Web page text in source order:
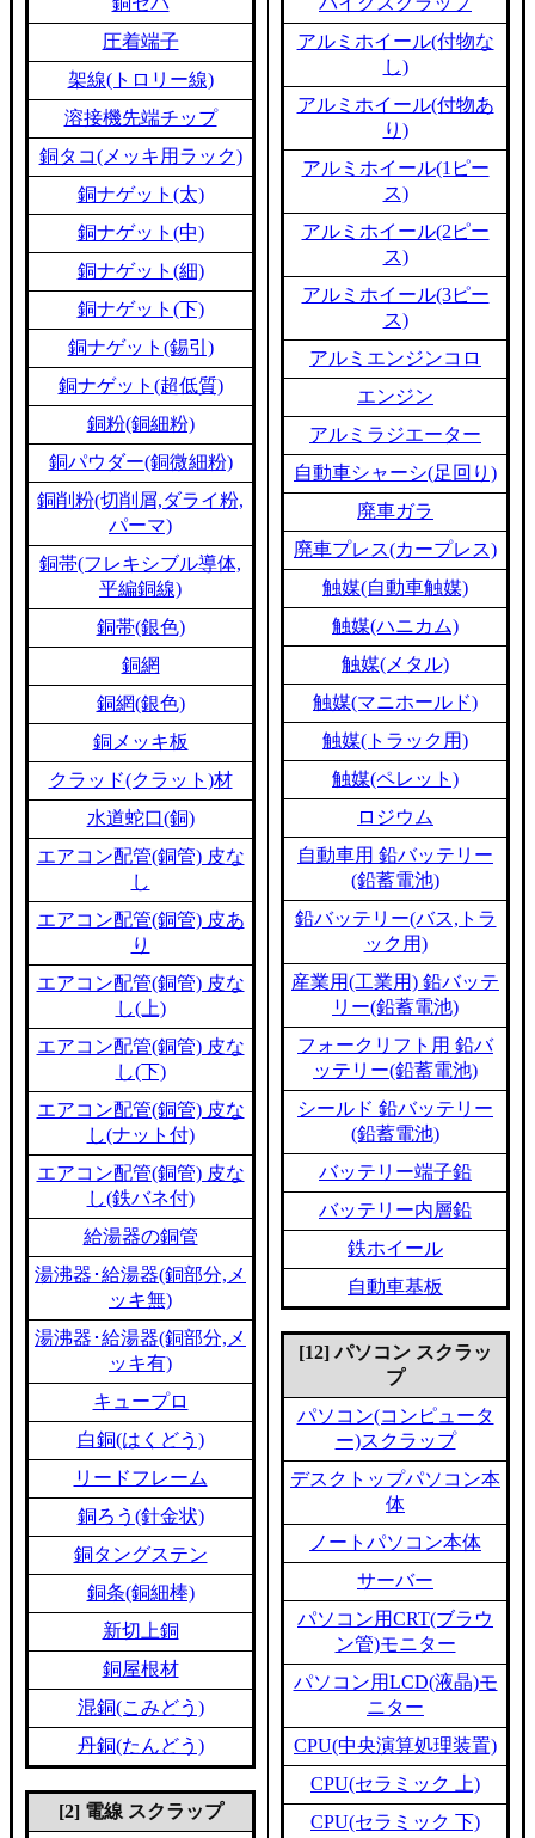
圧着端子
架線(トロリー線)
溶接機先端チップ
銅タコ(メッキ用ラック)
銅ナゲット(太)
銅ナゲット(中)
銅ナゲット(細)
銅ナゲット(下)
銅ナゲット(錫引)
銅ナゲット(超低質)
銅粉(銅細粉)
銅パウダー(銅微細粉)
銅削粉(切削屑,ダライ粉,
パーマ)
銅帯(フレキシブル導体,
平編銅線)
銅帯(銀色)
銅網
銅網(銀色)
銅メッキ板
クラッド(クラット)材
水道蛇口(銅)
エアコン配管(銅管) 皮な
し
エアコン配管(銅管) 皮あ
り
エアコン配管(銅管) 皮な
し(上)
エアコン配管(銅管) 皮な
し(下)
エアコン配管(銅管) 皮な
し(ナット付)
エアコン配管(銅管) 皮な
し(鉄バネ付)
給湯器の銅管
湯沸器･給湯器(銅部分,メ
ッキ無)
湯沸器･給湯器(銅部分,メ
ッキ有)
キュープロ
白銅(はくどう)
リードフレーム
銅ろう(針金状)
銅タングステン
銅条(銅細棒)
新切上銅
銅屋根材
混銅(こみどう)
丹銅(たんどう)
[2] 電線 スクラップ
アルミホイール(付物な
し)
アルミホイール(付物あ
り)
アルミホイール(1ピー
ス)
アルミホイール(2ピー
ス)
アルミホイール(3ピー
ス)
アルミエンジンコロ
エンジン
アルミラジエーター
自動車シャーシ(足回り)
廃車ガラ
廃車プレス(カープレス)
触媒(自動車触媒)
触媒(ハニカム)
触媒(メタル)
触媒(マニホールド)
触媒(トラック用)
触媒(ペレット)
ロジウム
自動車用 鉛バッテリー
(鉛蓄電池)
鉛バッテリー(バス,トラ
ック用)
産業用(工業用) 鉛バッテ
リー(鉛蓄電池)
フォークリフト用 鉛バ
ッテリー(鉛蓄電池)
シールド 鉛バッテリー
(鉛蓄電池)
バッテリー端子鉛
バッテリー内層鉛
鉄ホイール
自動車基板
[12] パソコン スクラッ
プ
パソコン(コンピュータ
ー)スクラップ
デスクトップパソコン本
体
ノートパソコン本体
サーバー
パソコン用CRT(ブラウ
ン管)モニター
パソコン用LCD(液晶)モ
ニター
CPU(中央演算処理装置)
CPU(セラミック 上)
CPU(セラミック 下)